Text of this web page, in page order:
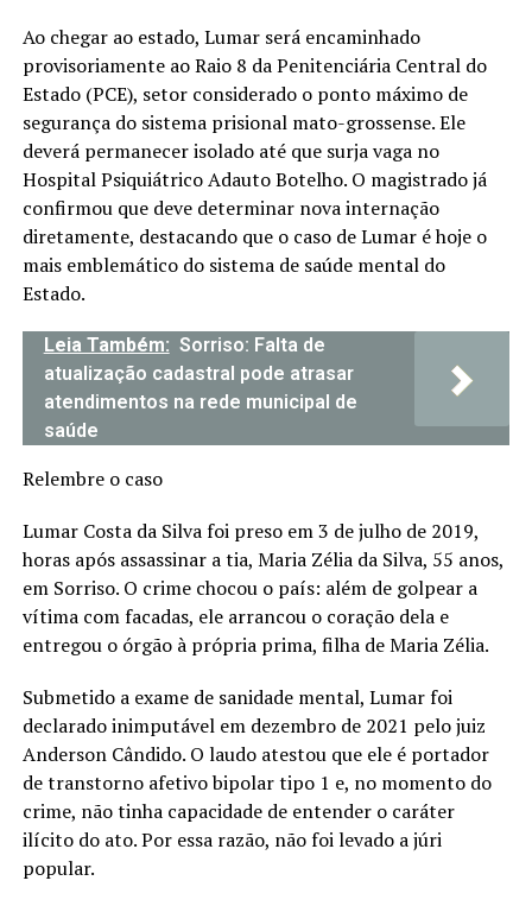
Ao chegar ao estado, Lumar será encaminhado
provisoriamente ao Raio 8 da Penitenciária Central do
Estado (PCE), setor considerado o ponto máximo de
segurança do sistema prisional mato-grossense. Ele
deverá permanecer isolado até que surja vaga no
Hospital Psiquiátrico Adauto Botelho. O magistrado já
confirmou que deve determinar nova internação
diretamente, destacando que o caso de Lumar é hoje o
mais emblemático do sistema de saúde mental do
Estado.
Leia Também: Sorriso: Falta de
atualização cadastral pode atrasar
atendimentos na rede municipal de
saúde
Relembre o caso
Lumar Costa da Silva foi preso em 3 de julho de 2019,
horas após assassinar a tia, Maria Zélia da Silva, 55 anos,
em Sorriso. O crime chocou o país: além de golpear a
vítima com facadas, ele arrancou o coração dela e
entregou o órgão à própria prima, filha de Maria Zélia.
Submetido a exame de sanidade mental, Lumar foi
declarado inimputável em dezembro de 2021 pelo juiz
Anderson Cândido. O laudo atestou que ele é portador
de transtorno afetivo bipolar tipo 1 e, no momento do
crime, não tinha capacidade de entender o caráter
ilícito do ato. Por essa razão, não foi levado a júri
popular.